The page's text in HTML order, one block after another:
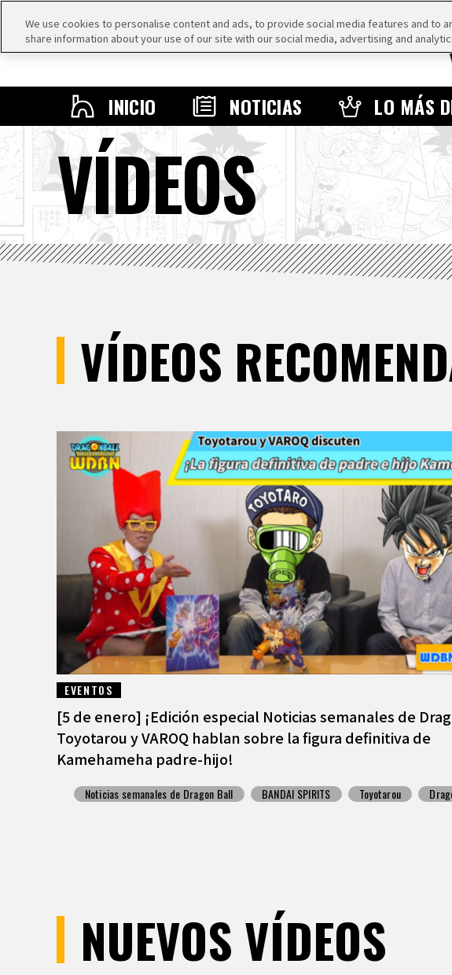
INICIO NOTICIAS LO MÁS
VÍDEOS
VÍDEOS
EVENTOS
[5 de enero] ¡Edición especial Noticias semanales de
Toyotarou y VAROQ hablan sobre la figura definitiva de
Kamehameha padre-hijo!
Noticias semanales de Dragon Ball BANDAI SPIRITS Toyotarou
NUEVOS VÍDEOS
We use cookies to personalise content and ads, to provide social media features and to
share information about your use of our site with our social media, advertising and